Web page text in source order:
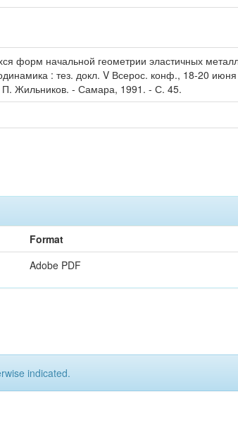
форм начальной геометрии эластичных
: тез. докл. V Всерос. конф., 18-20
Жильников. - Самара, 1991. - С. 45.
Format
Adobe PDF
indicated.